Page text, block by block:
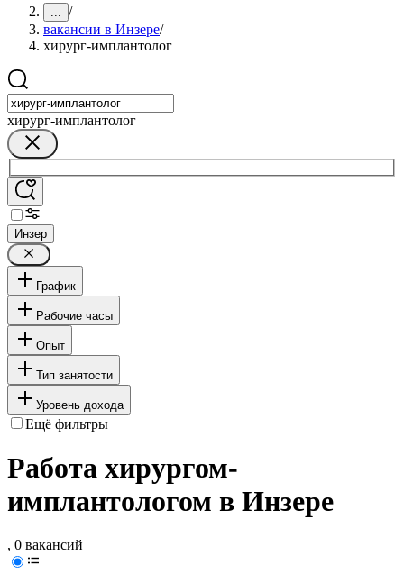
... /
вакансии в Инзере/
хирург-имплантолог
хирург-имплантолог
Инзер
График
Рабочие часы
Опыт
Тип занятости
Уровень дохода
Ещё фильтры
Работа хирургом-
имплантологом в Инзере
, 0 вакансий